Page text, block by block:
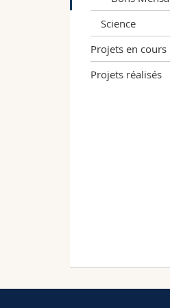
Science
Projets en cours
Projets réalisés